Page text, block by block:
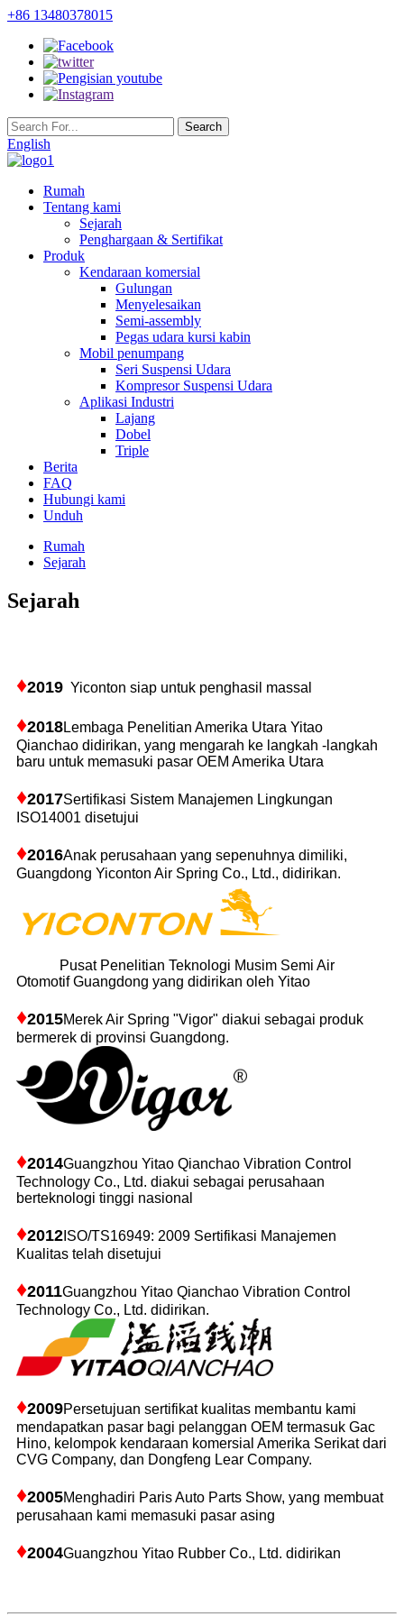
+86 13480378015
English
Rumah
Tentang kami
Sejarah
Penghargaan & Sertifikat
Produk
Kendaraan komersial
Gulungan
Menyelesaikan
Semi-assembly
Pegas udara kursi kabin
Mobil penumpang
Seri Suspensi Udara
Kompresor Suspensi Udara
Aplikasi Industri
Lajang
Dobel
Triple
Berita
FAQ
Hubungi kami
Unduh
Rumah
Sejarah
Sejarah
♦2019 Yiconton siap untuk penghasil massal
♦2018Lembaga Penelitian Amerika Utara Yitao
Qianchao didirikan, yang mengarah ke langkah -langkah
baru untuk memasuki pasar OEM Amerika Utara
♦2017Sertifikasi Sistem Manajemen Lingkungan
ISO14001 disetujui
♦2016Anak perusahaan yang sepenuhnya dimiliki,
Guangdong Yiconton Air Spring Co., Ltd., didirikan.
Pusat Penelitian Teknologi Musim Semi Air
Otomotif Guangdong yang didirikan oleh Yitao
♦2015Merek Air Spring "Vigor" diakui sebagai produk
bermerek di provinsi Guangdong.
♦2014Guangzhou Yitao Qianchao Vibration Control
Technology Co., Ltd. diakui sebagai perusahaan
berteknologi tinggi nasional
♦2012 ISO/TS16949: 2009 Sertifikasi Manajemen
Kualitas telah disetujui
♦2011Guangzhou Yitao Qianchao Vibration Control
Technology Co., Ltd. didirikan.
♦2009Persetujuan sertifikat kualitas membantu kami
mendapatkan pasar bagi pelanggan OEM termasuk Gac
Hino, kelompok kendaraan komersial Amerika Serikat dari
CVG Company, dan Dongfeng Lear Company.
♦2005Menghadiri Paris Auto Parts Show, yang membuat
perusahaan kami memasuki pasar asing
♦2004Guangzhou Yitao Rubber Co., Ltd. didirikan